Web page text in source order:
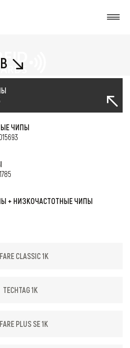
ЧИПЫ
+ НИЗКОЧАСТОТНЫЕ ЧИПЫ
CLASSIC 1K
TECHTAG 1K
PLUS SE 1K